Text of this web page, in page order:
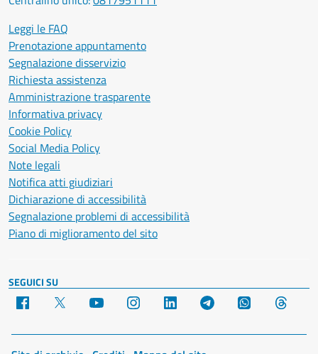
Leggi le FAQ
Prenotazione appuntamento
Segnalazione disservizio
Richiesta assistenza
Amministrazione trasparente
Informativa privacy
Cookie Policy
Social Media Policy
Note legali
Notifica atti giudiziari
Dichiarazione di accessibilità
Segnalazione problemi di accessibilità
Piano di miglioramento del sito
SEGUICI SU
Facebook YouTube Instagram LinkedIn Telegram WhatsApp